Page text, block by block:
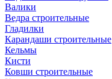
Валики
Ведра строительные
Гладилки
Карандаши строительные
Кельмы
Кисти
Ковши строительные